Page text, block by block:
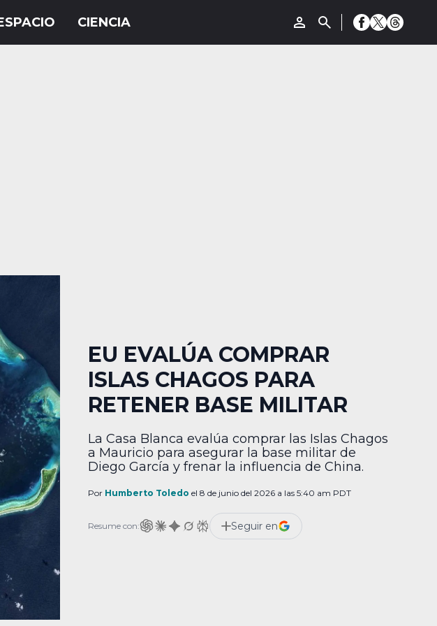
EU EVALÚA COMPRAR
ISLAS CHAGOS PARA
RETENER BASE MILITAR
La Casa Blanca evalúa comprar las Islas Chagos
a Mauricio para asegurar la base militar de
Diego García y frenar la influencia de China.
Por Humberto Toledo el 8 de junio del 2026 a las 5:40 am PDT
Resume con: Seguir en